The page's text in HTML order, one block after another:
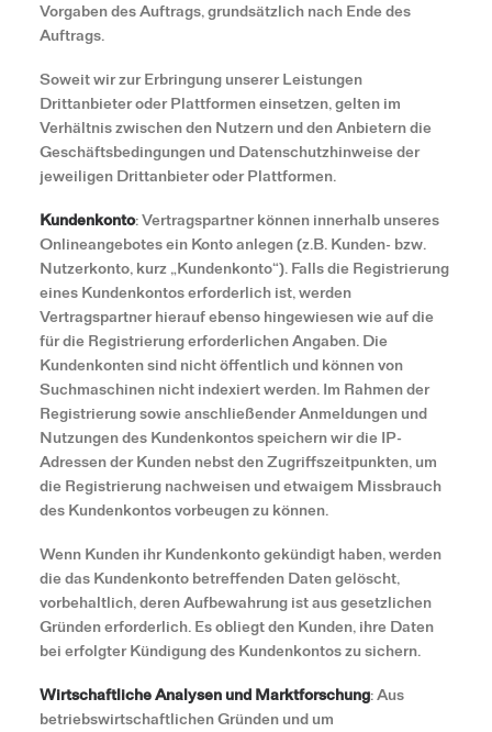
Vorgaben des Auftrags, grundsätzlich nach Ende des
Auftrags.
Soweit wir zur Erbringung unserer Leistungen
Drittanbieter oder Plattformen einsetzen, gelten im
Verhältnis zwischen den Nutzern und den Anbietern die
Geschäftsbedingungen und Datenschutzhinweise der
jeweiligen Drittanbieter oder Plattformen.
Kundenkonto: Vertragspartner können innerhalb unseres
Onlineangebotes ein Konto anlegen (z.B. Kunden- bzw.
Nutzerkonto, kurz „Kundenkonto“). Falls die Registrierung
eines Kundenkontos erforderlich ist, werden
Vertragspartner hierauf ebenso hingewiesen wie auf die
für die Registrierung erforderlichen Angaben. Die
Kundenkonten sind nicht öffentlich und können von
Suchmaschinen nicht indexiert werden. Im Rahmen der
Registrierung sowie anschließender Anmeldungen und
Nutzungen des Kundenkontos speichern wir die IP-
Adressen der Kunden nebst den Zugriffszeitpunkten, um
die Registrierung nachweisen und etwaigem Missbrauch
des Kundenkontos vorbeugen zu können.
Wenn Kunden ihr Kundenkonto gekündigt haben, werden
die das Kundenkonto betreffenden Daten gelöscht,
vorbehaltlich, deren Aufbewahrung ist aus gesetzlichen
Gründen erforderlich. Es obliegt den Kunden, ihre Daten
bei erfolgter Kündigung des Kundenkontos zu sichern.
Wirtschaftliche Analysen und Marktforschung: Aus
betriebswirtschaftlichen Gründen und um